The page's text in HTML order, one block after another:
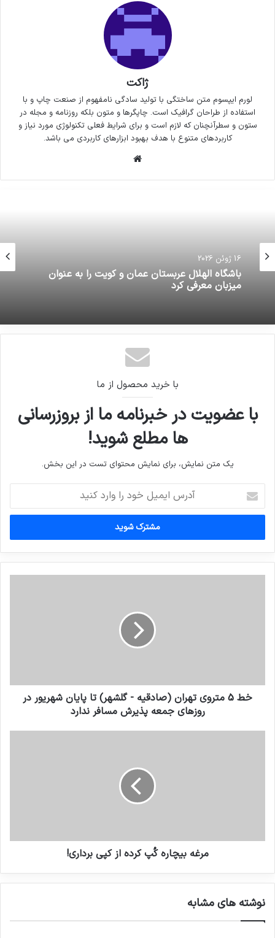
ژاکت
لورم ایپسوم متن ساختگی با تولید سادگی نامفهوم از صنعت چاپ و با
استفاده از طراحان گرافیک است. چاپگرها و متون بلکه روزنامه و مجله در
ستون و سطرآنچنان که لازم است و برای شرایط فعلی تکنولوژی مورد نیاز و
کاربردهای متنوع با هدف بهبود ابزارهای کاربردی می باشد.
16 ژوئن 2026
باشگاه الهلال عربستان عمان و کویت را به عنوان
میزبان معرفی کرد
با خرید محصول از ما
با عضویت در خبرنامه ما از بروزرسانی
ها مطلع شوید!
یک متن نمایش، برای نمایش محتوای تست در این بخش.
ایمیل
خود
وارد
کنید
خط 5 متروی تهران (صادقیه - گلشهر) تا پایان شهریور در
روزهای جمعه پذیرش مسافر ندارد
مرغه بیچاره کُپ کرده از کپی برداری!
نوشته های مشابه